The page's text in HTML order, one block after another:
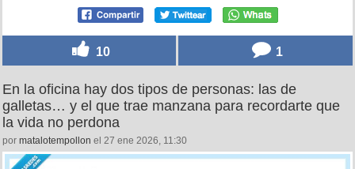
10 1
En la oficina hay dos tipos de personas: las de
galletas… y el que trae manzana para recordarte que
la vida no perdona
por matalotempollon el 27 ene 2026, 11:30